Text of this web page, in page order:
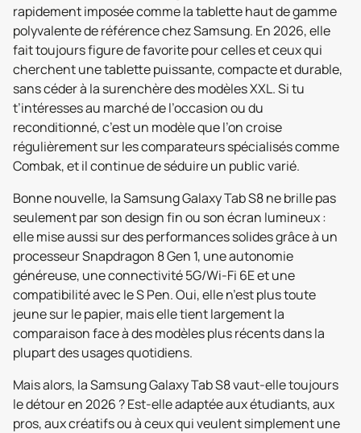
rapidement imposée comme la tablette haut de gamme
polyvalente de référence chez Samsung. En 2026, elle
fait toujours figure de favorite pour celles et ceux qui
cherchent une tablette puissante, compacte et durable,
sans céder à la surenchère des modèles XXL. Si tu
t’intéresses au marché de l’occasion ou du
reconditionné, c’est un modèle que l’on croise
régulièrement sur les comparateurs spécialisés comme
Combak, et il continue de séduire un public varié.
Bonne nouvelle, la Samsung Galaxy Tab S8 ne brille pas
seulement par son design fin ou son écran lumineux :
elle mise aussi sur des performances solides grâce à un
processeur Snapdragon 8 Gen 1, une autonomie
généreuse, une connectivité 5G/Wi-Fi 6E et une
compatibilité avec le S Pen. Oui, elle n’est plus toute
jeune sur le papier, mais elle tient largement la
comparaison face à des modèles plus récents dans la
plupart des usages quotidiens.
Mais alors, la Samsung Galaxy Tab S8 vaut-elle toujours
le détour en 2026 ? Est-elle adaptée aux étudiants, aux
pros, aux créatifs ou à ceux qui veulent simplement une